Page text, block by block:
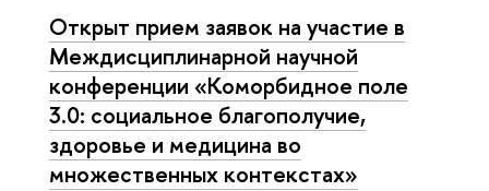
Открыт прием заявок на участие в
Междисциплинарной научной
конференции «Коморбидное поле
3.0: социальное благополучие,
здоровье и медицина во
множественных контекстах»